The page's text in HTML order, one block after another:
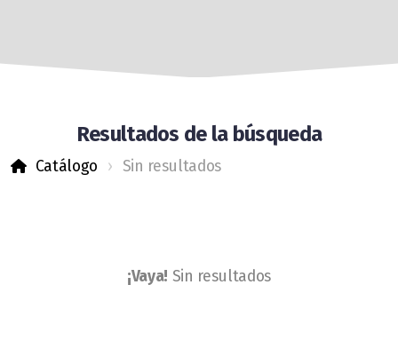
Resultados de la búsqueda
Catálogo Sin resultados
¡Vaya! Sin resultados